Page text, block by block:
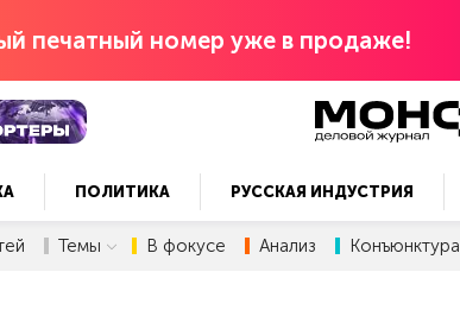
печатный номер уже в продаже!
ПОЛИТИКА РУССКАЯ ИНДУСТРИЯ
Темы В фокусе Анализ Конъюнктура